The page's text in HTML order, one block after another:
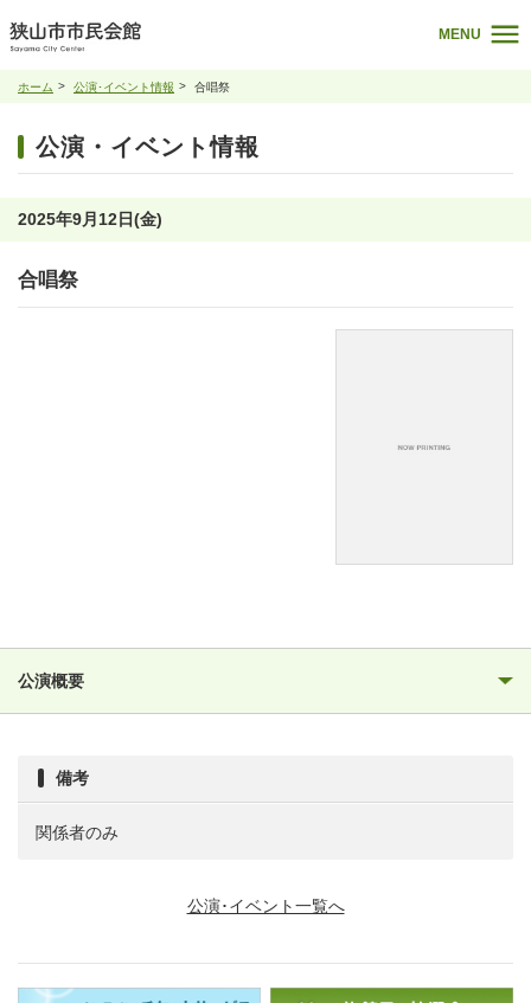
MENU
ホーム 公演･イベント情報 合唱祭
公演・イベント情報
2025年9月12日(金)
合唱祭
公演概要
備考
関係者のみ
公演･イベント一覧へ